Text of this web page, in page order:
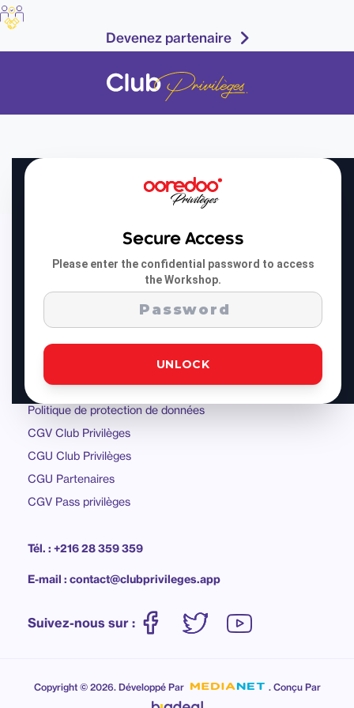
Devenez partenaire
Secure Access
Please enter the confidential password to access
the Workshop.
UNLOCK
Mentions légales
Télecharger l'application
Nos Partenaire En Tunisie
Politique de protection de données
CGV Club Privilèges
CGU Club Privilèges
CGU Partenaires
CGV Pass privilèges
Tél. : +216 28 359 359
E-mail : contact@clubprivileges.app
Suivez-nous sur :
Copyright © 2026. Développé Par . Conçu Par